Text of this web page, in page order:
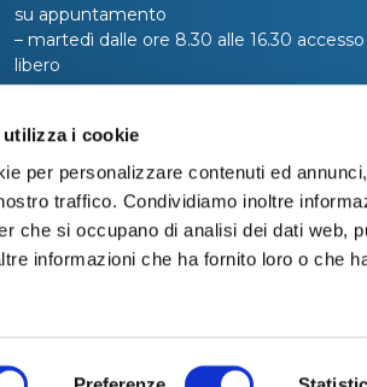
i cookie
per personalizzare contenuti ed
traffico. Condividiamo inoltre
che si occupano di analisi dei dati web,
informazioni che ha fornito loro o che
su appuntamento
– martedì dalle ore 8.30 alle 16.30 accesso
libero
al numero verde 800 99 31 31 (contatto
telefonico disponibile da lunedì a venerdì
dalle ore 8:00 alle 20:00 – il sabato dalle